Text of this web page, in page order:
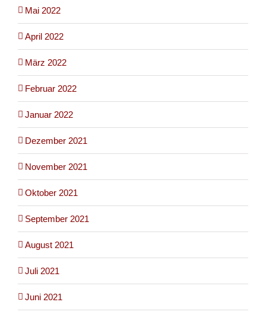
Mai 2022
April 2022
März 2022
Februar 2022
Januar 2022
Dezember 2021
November 2021
Oktober 2021
September 2021
August 2021
Juli 2021
Juni 2021